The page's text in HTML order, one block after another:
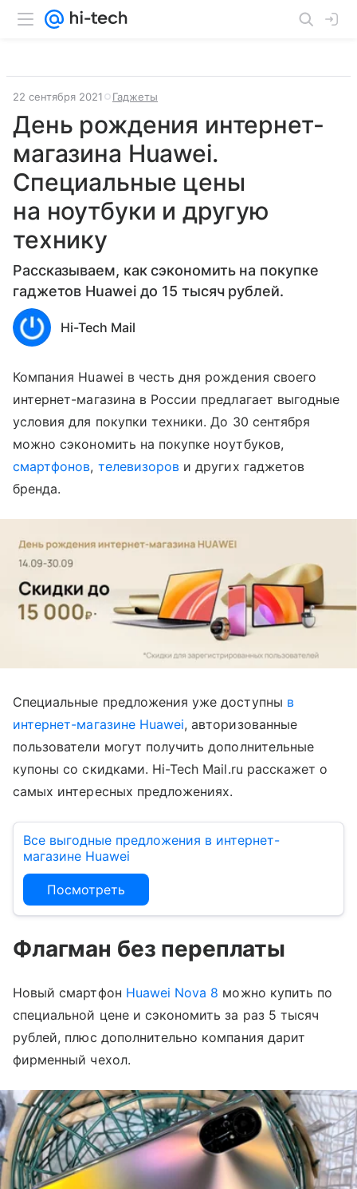
22 сентября 2021 Гаджеты
День рождения интернет-
магазина Huawei.
Специальные цены
на ноутбуки и другую
технику
Рассказываем, как сэкономить на покупке
гаджетов Huawei до 15 тысяч рублей.
Hi-Tech Mail
Компания Huawei в честь дня рождения своего
интернет-магазина в России предлагает выгодные
условия для покупки техники. До 30 сентября
можно сэкономить на покупке ноутбуков,
смартфонов, телевизоров и других гаджетов
бренда.
Специальные предложения уже доступны в
интернет-магазине Huawei, авторизованные
пользователи могут получить дополнительные
купоны со скидками. Hi-Tech Mail.ru расскажет о
самых интересных предложениях.
Все выгодные предложения в интернет-
магазине Huawei
Посмотреть
Флагман без переплаты
Новый смартфон Huawei Nova 8 можно купить по
специальной цене и сэкономить за раз 5 тысяч
рублей, плюс дополнительно компания дарит
фирменный чехол.